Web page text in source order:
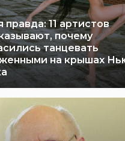
правда: 11 артистов
почему
танцевать
на крышах